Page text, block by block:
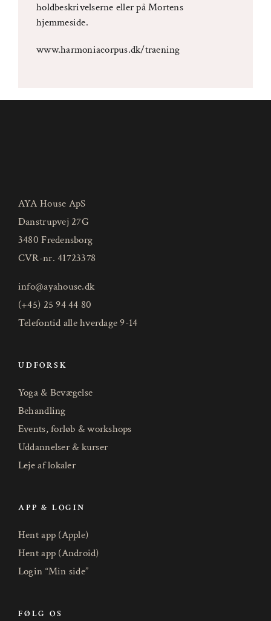
holdbeskrivelserne eller på Mortens
hjemmeside.
www.harmoniacorpus.dk/traening
AYA House ApS
Danstrupvej 27G
3480 Fredensborg
CVR-nr. 41723378
info@ayahouse.dk
(+45) 25 94 44 80
Telefontid alle hverdage 9-14
UDFORSK
Yoga & Bevægelse
Behandling
Events, forløb & workshops
Uddannelser & kurser
Leje af lokaler
APP & LOGIN
Hent app (Apple)
Hent app (Android)
Login “Min side”
FØLG OS